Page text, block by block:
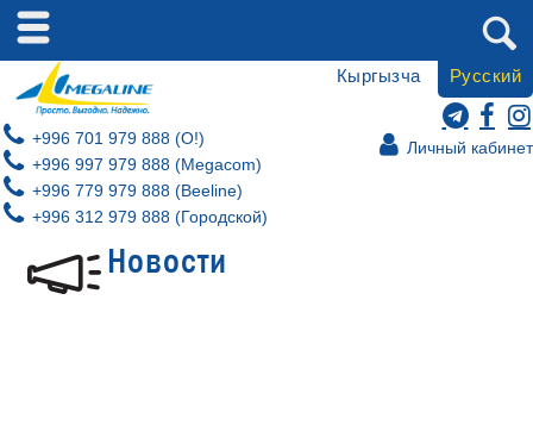
Личный кабинет
+996 701 979 888 (O!)
+996 997 979 888 (Megacom)
+996 779 979 888 (Beeline)
+996 312 979 888 (Городской)
Кыргызча Русский
Новости